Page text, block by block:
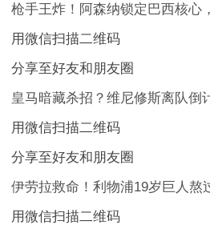
枪手王炸！阿森纳锁定巴西核心
用微信扫描二维码
分享至好友和朋友圈
皇马暗藏杀招？维尼修斯离队倒
用微信扫描二维码
分享至好友和朋友圈
伊劳拉救命！利物浦19岁巨人熬
用微信扫描二维码